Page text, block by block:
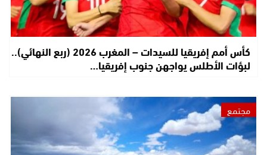
كأس أمم إفريقيا للسيدات – المغرب 2026 (ربع النهائي)..
لبؤات الأطلس يواجهن جنوب إفريقيا…
مجتمع